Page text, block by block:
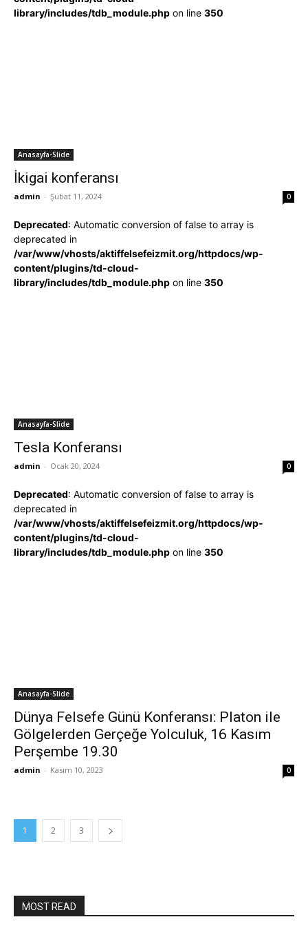
Anasayfa-Slide
library/includes/tdb_module.php on line 350
İkigai konferansı
admin - Şubat 11, 2024 0
Anasayfa-Slide
Deprecated: Automatic conversion of false to array is
deprecated in
/var/www/vhosts/aktiffelsefeizmit.org/httpdocs/wp-
content/plugins/td-cloud-
library/includes/tdb_module.php on line 350
Tesla Konferansı
admin - Ocak 20, 2024 0
Anasayfa-Slide
Deprecated: Automatic conversion of false to array is
deprecated in
/var/www/vhosts/aktiffelsefeizmit.org/httpdocs/wp-
content/plugins/td-cloud-
library/includes/tdb_module.php on line 350
Dünya Felsefe Günü Konferansı: Platon ile
Gölgelerden Gerçeğe Yolculuk, 16 Kasım
Perşembe 19.30
admin - Kasım 10, 2023 0
1 2 3
MOST READ